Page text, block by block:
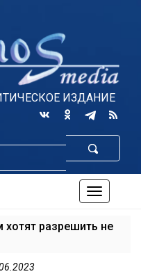
ИЗДАНИЕ
по
хотят разрешить не